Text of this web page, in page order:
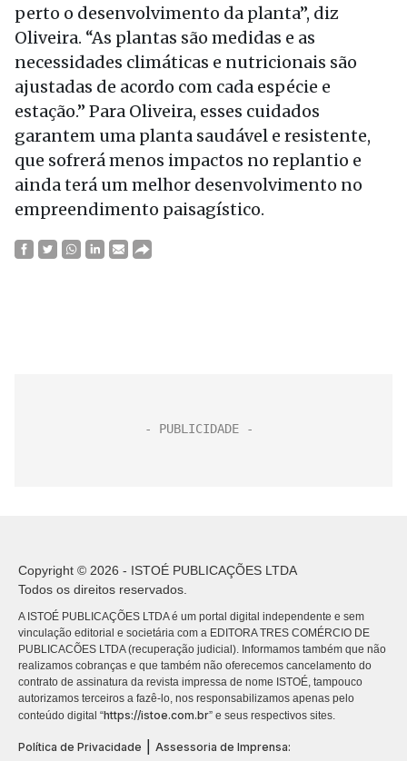
perto o desenvolvimento da planta”, diz
Oliveira. “As plantas são medidas e as
necessidades climáticas e nutricionais são
ajustadas de acordo com cada espécie e
estação.” Para Oliveira, esses cuidados
garantem uma planta saudável e resistente,
que sofrerá menos impactos no replantio e
ainda terá um melhor desenvolvimento no
empreendimento paisagístico.
Copyright © 2026 - ISTOÉ PUBLICAÇÕES LTDA
Todos os direitos reservados.
A ISTOÉ PUBLICAÇÕES LTDA é um portal digital independente e sem
vinculação editorial e societária com a EDITORA TRES COMÉRCIO DE
PUBLICACÕES LTDA (recuperação judicial). Informamos também que não
realizamos cobranças e que também não oferecemos cancelamento do
contrato de assinatura da revista impressa de nome ISTOÉ, tampouco
autorizamos terceiros a fazê-lo, nos responsabilizamos apenas pelo
conteúdo digital “https://istoe.com.br” e seus respectivos sites.
Política de Privacidade Assessoria de Imprensa: